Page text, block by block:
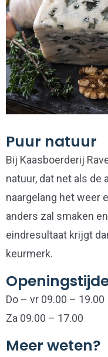
Puur natuur
Bij Kaasboerderij
natuur, dat net als de
naargelang het weer
anders zal smaken
eindresultaat krijgt
keurmerk.
Do – vr 09.00 – 19.00
Za 09.00 – 17.00
Meer weten?